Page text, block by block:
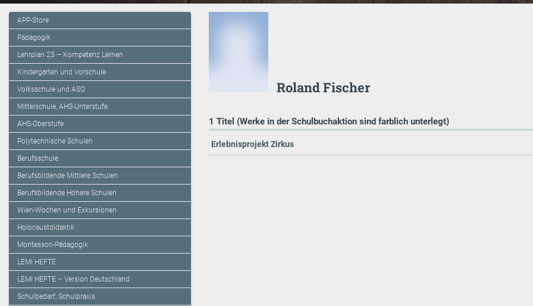
APP-Store
Pädagogik
Lehrplan 23 – Kompetenz Lernen
Kindergarten und Vorschule
Volksschule und ASO
Mittelschule, AHS-Unterstufe
AHS-Oberstufe
Polytechnische Schulen
Berufsschule
Berufsbildende Mittlere Schulen
Berufsbildende Höhere Schulen
Wien-Wochen und Exkursionen
Holocaustdidaktik
Montessori-Pädagogik
LEMI HEFTE
LEMI HEFTE – Version Deutschland
Schulbedarf, Schulpraxis
Roland Fischer
1 Titel (Werke in der Schulbuchaktion sind farblich unterlegt)
Erlebnisprojekt Zirkus